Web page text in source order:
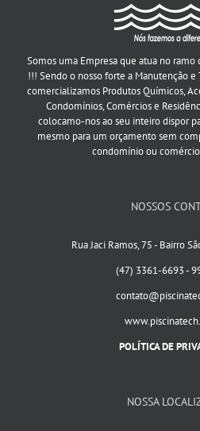
Somos uma Empresa que atua no ramo
!!! Sendo o nosso forte a Manutenção
comercializamos Produtos Químicos,
Condomínios, Comércios e
colocamo-nos ao seu inteiro dispor
mesmo para um orçamento sem
condomínio ou
NOSSOS
Rua Jaci Ramos, 75 - Bairro
(47) 3361-6693 -
POLÍTICA DE
NOSSA